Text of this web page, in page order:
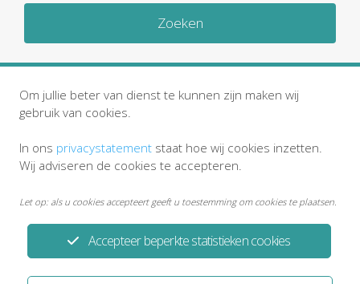
Zoeken
Privacystatement Disclaimer
Accepteer beperkte statistieken cookies
Om jullie beter van dienst te kunnen zijn maken wij
gebruik van cookies.
In ons privacystatement staat hoe wij cookies inzetten.
Wij adviseren de cookies te accepteren.
Let op: als u cookies accepteert geeft u toestemming om cookies te plaatsen.